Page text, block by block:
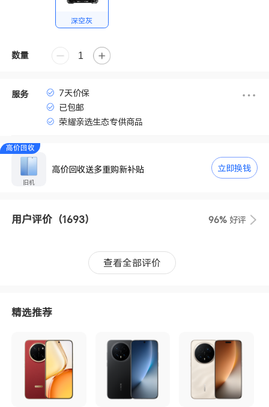
深空灰
数量
服务
7天价保
已包邮
荣耀亲选生态专供商品
高价回收
旧机
高价回收送多重购新补贴 立即换钱
用户评价 （1693） 96% 好评
查看全部评价
精选推荐